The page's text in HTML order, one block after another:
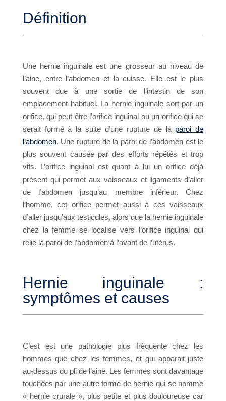
Définition
Une hernie inguinale est une grosseur au niveau de
l’aine, entre l’abdomen et la cuisse. Elle est le plus
souvent due à une sortie de l’intestin de son
emplacement habituel. La hernie inguinale sort par un
orifice, qui peut être l’orifice inguinal ou un orifice qui se
serait formé à la suite d’une rupture de la paroi de
l’abdomen. Une rupture de la paroi de l’abdomen est le
plus souvent causée par des efforts répétés et trop
vifs. L’orifice inguinal est quant à lui un orifice déjà
présent qui permet aux vaisseaux et ligaments d’aller
de l’abdomen jusqu’au membre inférieur. Chez
l’homme, cet orifice permet aussi à ces vaisseaux
d’aller jusqu’aux testicules, alors que la hernie inguinale
chez la femme se localise vers l’orifice inguinal qui
relie la paroi de l’abdomen à l’avant de l’utérus.
Hernie inguinale :
symptômes et causes
C’est est une pathologie plus fréquente chez les
hommes que chez les femmes, et qui apparait juste
au-dessus du pli de l’aine. Les femmes sont davantage
touchées par une autre forme de hernie qui se nomme
« hernie crurale », plus petite et plus douloureuse car